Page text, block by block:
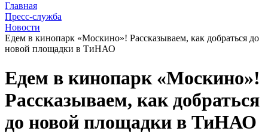
Главная
Пресс-служба
Новости
Едем в кинопарк «Москино»! Рассказываем, как добраться до
новой площадки в ТиНАО
Едем в кинопарк «Москино»!
Рассказываем, как добраться
до новой площадки в ТиНАО